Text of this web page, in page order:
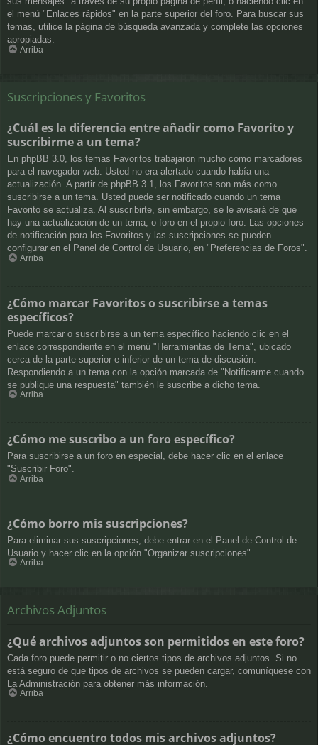
el menú "Enlaces rápidos" en la parte superior del foro. Para buscar sus
temas, utilice la página de búsqueda avanzada y complete las opciones
apropiadas.
Arriba
Suscripciones y Favoritos
¿Cuál es la diferencia entre añadir como Favorito y
suscribirme a un tema?
En phpBB 3.0, los temas Favoritos trabajaron mucho como marcadores
para el navegador web. Usted no era alertado cuando había una
actualización. A partir de phpBB 3.1, los Favoritos son más como
suscribirse a un tema. Usted puede ser notificado cuando un tema
Favorito se actualiza. Al suscribirte, sin embargo, se le avisará de que
hay una actualización de un tema, o foro en el propio foro. Las opciones
de notificación para los Favoritos y las suscripciones se pueden
configurar en el Panel de Control de Usuario, en "Preferencias de Foros".
Arriba
¿Cómo marcar Favoritos o suscribirse a temas
específicos?
Puede marcar o suscribirse a un tema específico haciendo clic en el
enlace correspondiente en el menú "Herramientas de Tema", ubicado
cerca de la parte superior e inferior de un tema de discusión.
Respondiendo a un tema con la opción marcada de "Notificarme cuando
se publique una respuesta" también le suscribe a dicho tema.
Arriba
¿Cómo me suscribo a un foro específico?
Para suscribirse a un foro en especial, debe hacer clic en el enlace
"Suscribir Foro".
Arriba
¿Cómo borro mis suscripciones?
Para eliminar sus suscripciones, debe entrar en el Panel de Control de
Usuario y hacer clic en la opción "Organizar suscripciones".
Arriba
Archivos Adjuntos
¿Qué archivos adjuntos son permitidos en este foro?
Cada foro puede permitir o no ciertos tipos de archivos adjuntos. Si no
está seguro de que tipos de archivos se pueden cargar, comuníquese con
La Administración para obtener más información.
Arriba
¿Cómo encuentro todos mis archivos adjuntos?